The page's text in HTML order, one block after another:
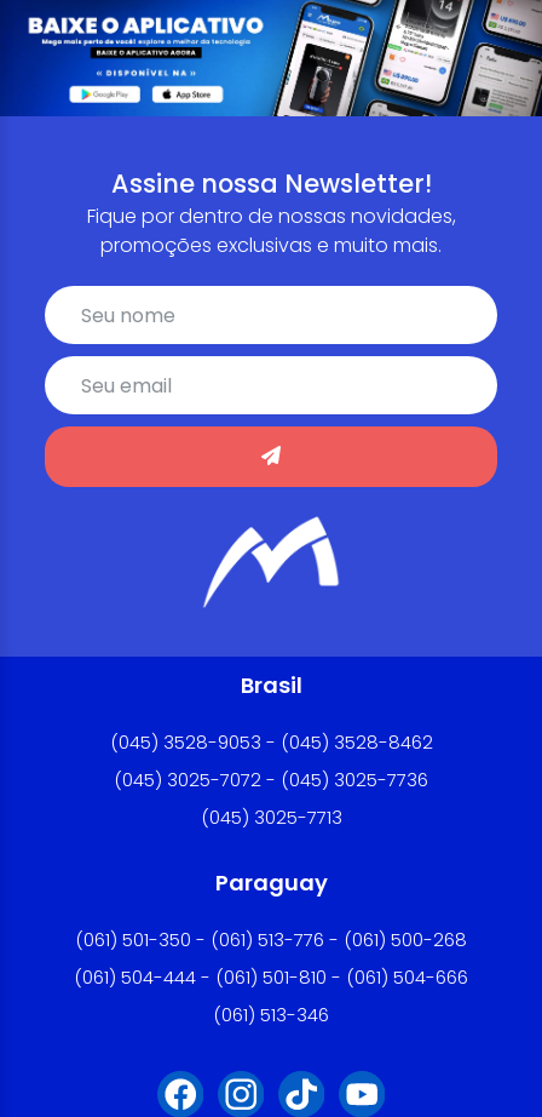
Assine nossa Newsletter!
Fique por dentro de nossas novidades,
promoções exclusivas e muito mais.
Brasil
(045) 3528-9053 - (045) 3528-8462
(045) 3025-7072 - (045) 3025-7736
(045) 3025-7713
Paraguay
(061) 501-350 - (061) 513-776 - (061) 500-268
(061) 504-444 - (061) 501-810 - (061) 504-666
(061) 513-346